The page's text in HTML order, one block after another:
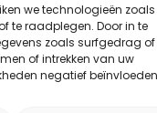
we technologieën zoals
te raadplegen. Door in te
zoals surfgedrag of
of intrekken van uw
negatief
laaddrempel.
open kan blijven